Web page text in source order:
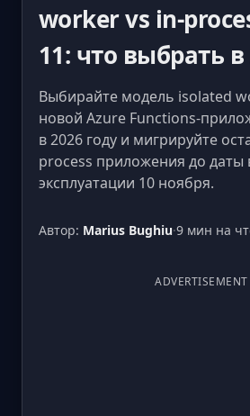
worker vs in-
11: что выбрать в
Выбирайте модель isolated
новой Azure Functions-
в 2026 году и мигрируйте
process приложения до даты
эксплуатации 10 ноября.
Автор: Marius Bughiu·9 мин на
ADVERTISEMENT